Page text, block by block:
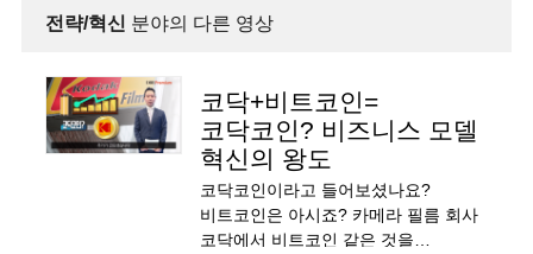
전략/혁신 분야의 다른 영상
코닥+비트코인=
코닥코인? 비즈니스 모델
혁신의 왕도
코닥코인이라고 들어보셨나요?
비트코인은 아시죠? 카메라 필름 회사
코닥에서 비트코인 같은 것을